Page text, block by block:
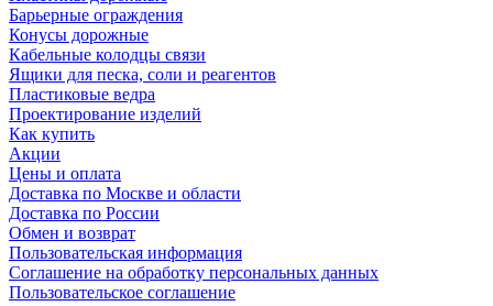
Барьерные ограждения
Конусы дорожные
Кабельные колодцы связи
Ящики для песка, соли и реагентов
Пластиковые ведра
Проектирование изделий
Как купить
Акции
Цены и оплата
Доставка по Москве и области
Доставка по России
Обмен и возврат
Пользовательская информация
Соглашение на обработку персональных данных
Пользовательское соглашение